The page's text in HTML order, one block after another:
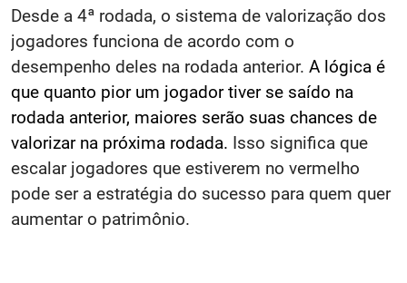
Desde a 4ª rodada, o sistema de valorização dos
jogadores funciona de acordo com o
desempenho deles na rodada anterior. A lógica é
que quanto pior um jogador tiver se saído na
rodada anterior, maiores serão suas chances de
valorizar na próxima rodada. Isso significa que
escalar jogadores que estiverem no vermelho
pode ser a estratégia do sucesso para quem quer
aumentar o patrimônio.